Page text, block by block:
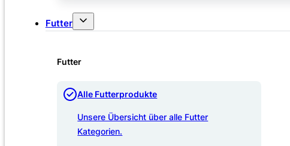
Futter
Futter
Alle Futterprodukte
Unsere Übersicht über alle Futter
Kategorien.